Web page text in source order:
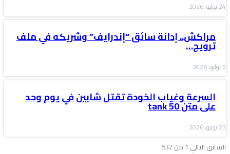
24 يوليو, 2026
مراكش.. إدانة سائق “إندرايف” وشريكه في ملف
ترويج…
5 يوليو, 2026
السرعة وغياب الخودة تقتل شابين في يوم وحد
على متن tank 50
23 يونيو, 2026
السابق التالي 1 من 532